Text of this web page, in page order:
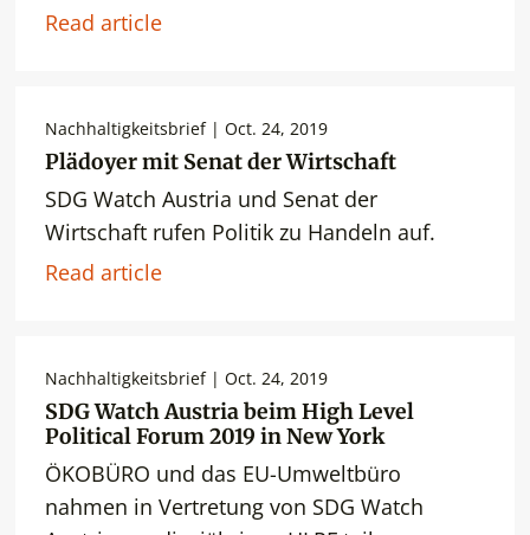
Read article
Nachhaltigkeitsbrief | Oct. 24, 2019
Plädoyer mit Senat der Wirtschaft
SDG Watch Austria und Senat der
Wirtschaft rufen Politik zu Handeln auf.
Read article
Nachhaltigkeitsbrief | Oct. 24, 2019
SDG Watch Austria beim High Level
Political Forum 2019 in New York
ÖKOBÜRO und das EU-Umweltbüro
nahmen in Vertretung von SDG Watch